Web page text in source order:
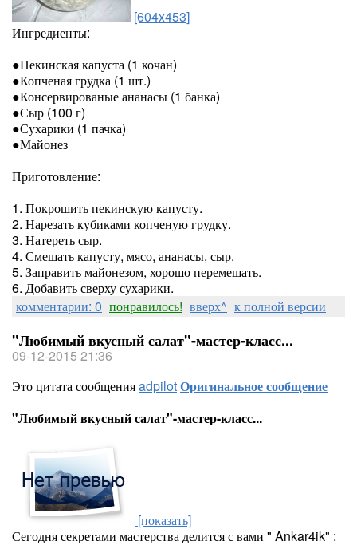
[604x453]
Ингредиенты:
●Пекинская капуста (1 кочан)
●Копченая грудка (1 шт.)
●Консервированые ананасы (1 банка)
●Сыр (100 г)
●Сухарики (1 пачка)
●Майонез
Приготовление:
1. Покрошить пекинскую капусту.
2. Нарезать кубиками копченую грудку.
3. Натереть сыр.
4. Смешать капусту, мясо, ананасы, сыр.
5. Заправить майонезом, хорошо перемешать.
6. Добавить сверху сухарики.
комментарии: 0 понравилось! вверх^ к полной версии
"Любимый вкусный салат"-мастер-класс...
09-12-2015 21:36
Это цитата сообщенияadpilotОригинальное сообщение
"Любимый вкусный салат"-мастер-класс...
[показать]
Сегодня секретами мастерства делится с вами " Ankar4ik" :